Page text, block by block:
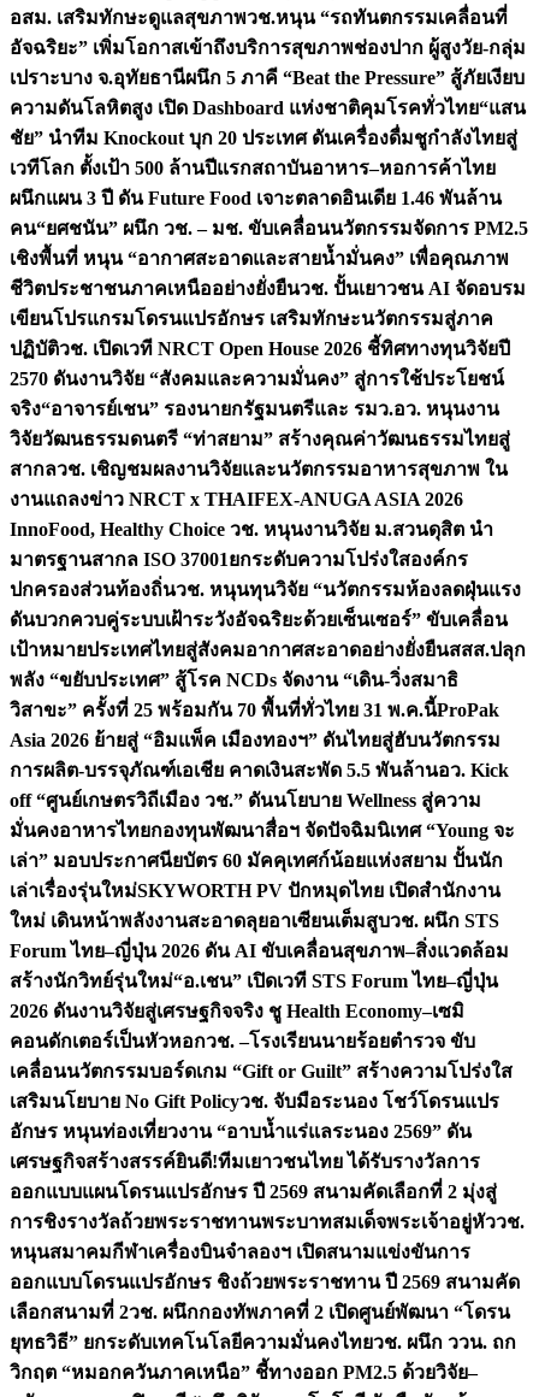
อสม. เสริมทักษะดูแลสุขภาพวช.หนุน “รถทันตกรรมเคลื่อนที่
อัจฉริยะ” เพิ่มโอกาสเข้าถึงบริการสุขภาพช่องปาก ผู้สูงวัย-กลุ่ม
เปราะบาง จ.อุทัยธานีผนึก 5 ภาคี “Beat the Pressure” สู้ภัยเงียบ
ความดันโลหิตสูง เปิด Dashboard แห่งชาติคุมโรคทั่วไทย“แสน
ชัย” นำทีม Knockout บุก 20 ประเทศ ดันเครื่องดื่มชูกำลังไทยสู่
เวทีโลก ตั้งเป้า 500 ล้านปีแรกสถาบันอาหาร–หอการค้าไทย
ผนึกแผน 3 ปี ดัน Future Food เจาะตลาดอินเดีย 1.46 พันล้าน
คน“ยศชนัน” ผนึก วช. – มช. ขับเคลื่อนนวัตกรรมจัดการ PM2.5
เชิงพื้นที่ หนุน “อากาศสะอาดและสายน้ำมั่นคง” เพื่อคุณภาพ
ชีวิตประชาชนภาคเหนืออย่างยั่งยืนวช. ปั้นเยาวชน AI จัดอบรม
เขียนโปรแกรมโดรนแปรอักษร เสริมทักษะนวัตกรรมสู่ภาค
ปฏิบัติวช. เปิดเวที NRCT Open House 2026 ชี้ทิศทางทุนวิจัยปี
2570 ดันงานวิจัย “สังคมและความมั่นคง” สู่การใช้ประโยชน์
จริง“อาจารย์เชน” รองนายกรัฐมนตรีและ รมว.อว. หนุนงาน
วิจัยวัฒนธรรมดนตรี “ท่าสยาม” สร้างคุณค่าวัฒนธรรมไทยสู่
สากลวช. เชิญชมผลงานวิจัยและนวัตกรรมอาหารสุขภาพ ใน
งานแถลงข่าว NRCT x THAIFEX-ANUGA ASIA 2026
InnoFood, Healthy Choice วช. หนุนงานวิจัย ม.สวนดุสิต นำ
มาตรฐานสากล ISO 37001ยกระดับความโปร่งใสองค์กร
ปกครองส่วนท้องถิ่นวช. หนุนทุนวิจัย “นวัตกรรมห้องลดฝุ่นแรง
ดันบวกควบคู่ระบบเฝ้าระวังอัจฉริยะด้วยเซ็นเซอร์” ขับเคลื่อน
เป้าหมายประเทศไทยสู่สังคมอากาศสะอาดอย่างยั่งยืนสสส.ปลุก
พลัง “ขยับประเทศ” สู้โรค NCDs จัดงาน “เดิน-วิ่งสมาธิ
วิสาขะ” ครั้งที่ 25 พร้อมกัน 70 พื้นที่ทั่วไทย 31 พ.ค.นี้ProPak
Asia 2026 ย้ายสู่ “อิมแพ็ค เมืองทองฯ” ดันไทยสู่ฮับนวัตกรรม
การผลิต-บรรจุภัณฑ์เอเชีย คาดเงินสะพัด 5.5 พันล้านอว. Kick
off “ศูนย์เกษตรวิถีเมือง วช.” ดันนโยบาย Wellness สู่ความ
มั่นคงอาหารไทยกองทุนพัฒนาสื่อฯ จัดปัจฉิมนิเทศ “Young จะ
เล่า” มอบประกาศนียบัตร 60 มัคคุเทศก์น้อยแห่งสยาม ปั้นนัก
เล่าเรื่องรุ่นใหม่SKYWORTH PV ปักหมุดไทย เปิดสำนักงาน
ใหม่ เดินหน้าพลังงานสะอาดลุยอาเซียนเต็มสูบวช. ผนึก STS
Forum ไทย–ญี่ปุ่น 2026 ดัน AI ขับเคลื่อนสุขภาพ–สิ่งแวดล้อม
สร้างนักวิทย์รุ่นใหม่“อ.เชน” เปิดเวที STS Forum ไทย–ญี่ปุ่น
2026 ดันงานวิจัยสู่เศรษฐกิจจริง ชู Health Economy–เซมิ
คอนดักเตอร์เป็นหัวหอกวช. –โรงเรียนนายร้อยตำรวจ ขับ
เคลื่อนนวัตกรรมบอร์ดเกม “Gift or Guilt” สร้างความโปร่งใส
เสริมนโยบาย No Gift Policyวช. จับมือระนอง โชว์โดรนแปร
อักษร หนุนท่องเที่ยวงาน “อาบน้ำแร่แลระนอง 2569” ดัน
เศรษฐกิจสร้างสรรค์ยินดี!ทีมเยาวชนไทย ได้รับรางวัลการ
ออกแบบแผนโดรนแปรอักษร ปี 2569 สนามคัดเลือกที่ 2 มุ่งสู่
การชิงรางวัลถ้วยพระราชทานพระบาทสมเด็จพระเจ้าอยู่หัววช.
หนุนสมาคมกีฬาเครื่องบินจำลองฯ เปิดสนามแข่งขันการ
ออกแบบโดรนแปรอักษร ชิงถ้วยพระราชทาน ปี 2569 สนามคัด
เลือกสนามที่ 2วช. ผนึกกองทัพภาคที่ 2 เปิดศูนย์พัฒนา “โดรน
ยุทธวิธี” ยกระดับเทคโนโลยีความมั่นคงไทยวช. ผนึก ววน. ถก
วิกฤต “หมอกควันภาคเหนือ” ชี้ทางออก PM2.5 ด้วยวิจัย–